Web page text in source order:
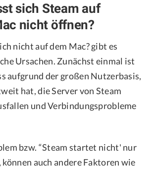
sich Steam auf
nicht öffnen?
nicht auf dem Mac? gibt es
Ursachen. Zunächst einmal ist
aufgrund der großen Nutzerbasis,
hat, die Server von Steam
und Verbindungsprobleme
bzw. “Steam startet nicht' nur
auch andere Faktoren wie